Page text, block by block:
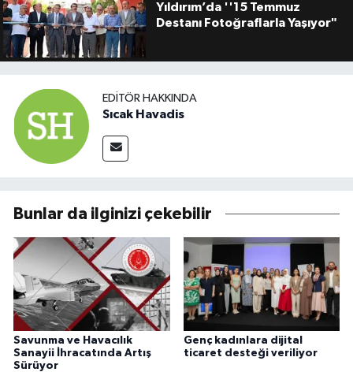
Yıldırım’da ''15 Temmuz
Destanı Fotoğraflarla Yaşıyor"
EDITÖR HAKKINDA
Sıcak Havadis
Bunlar da ilginizi çekebilir
Savunma ve Havacılık
Sanayii İhracatında Artış
Sürüyor
Genç kadınlara dijital
ticaret desteği veriliyor